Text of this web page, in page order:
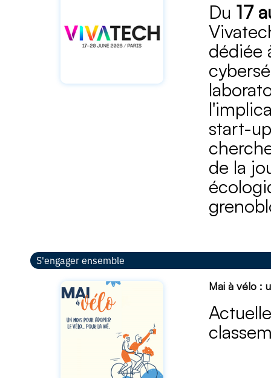
Du 17
dédiée
start-
de la
S'engager ensemble
Mai à vélo :